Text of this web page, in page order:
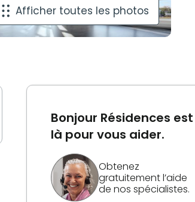
Afficher toutes les photos
Bonjour Résidences est
là pour vous aider.
Obtenez
gratuitement l’aide
de nos spécialistes.